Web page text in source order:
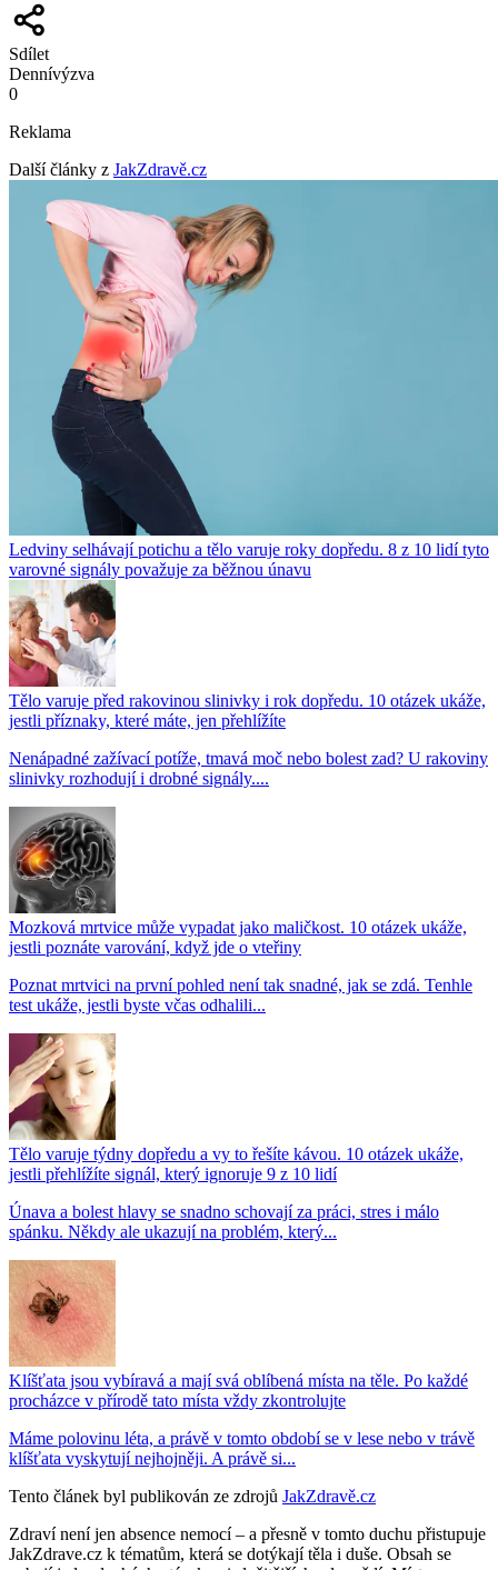
Sdílet
Dennívýzva
0
Reklama
Další články z JakZdravě.cz
Ledviny selhávají potichu a tělo varuje roky dopředu. 8 z 10 lidí tyto
varovné signály považuje za běžnou únavu
Tělo varuje před rakovinou slinivky i rok dopředu. 10 otázek ukáže,
jestli příznaky, které máte, jen přehlížíte
Nenápadné zažívací potíže, tmavá moč nebo bolest zad? U rakoviny
slinivky rozhodují i drobné signály....
Mozková mrtvice může vypadat jako maličkost. 10 otázek ukáže,
jestli poznáte varování, když jde o vteřiny
Poznat mrtvici na první pohled není tak snadné, jak se zdá. Tenhle
test ukáže, jestli byste včas odhalili...
Tělo varuje týdny dopředu a vy to řešíte kávou. 10 otázek ukáže,
jestli přehlížíte signál, který ignoruje 9 z 10 lidí
Únava a bolest hlavy se snadno schovají za práci, stres i málo
spánku. Někdy ale ukazují na problém, který...
Klíšťata jsou vybíravá a mají svá oblíbená místa na těle. Po každé
procházce v přírodě tato místa vždy zkontrolujte
Máme polovinu léta, a právě v tomto období se v lese nebo v trávě
klíšťata vyskytují nejhojněji. A právě si...
Tento článek byl publikován ze zdrojů JakZdravě.cz
Zdraví není jen absence nemocí – a přesně v tomto duchu přistupuje
JakZdrave.cz k tématům, která se dotýkají těla i duše. Obsah se